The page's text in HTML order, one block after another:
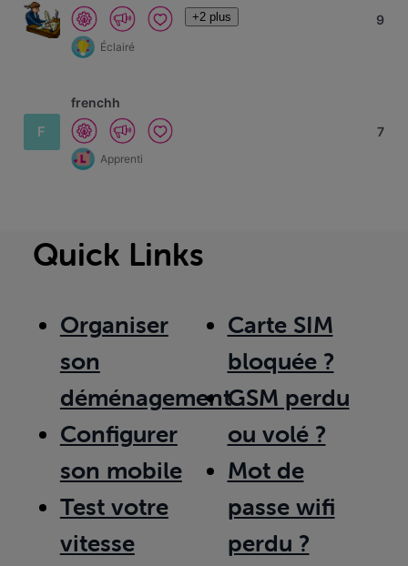
+2 plus
Éclairé
9
F
frenchh
Apprenti
7
Quick Links
Organiser
son
déménagement
Configurer
son mobile
Test votre
vitesse
Carte SIM
bloquée ?
GSM perdu
ou volé ?
Mot de
passe wifi
perdu ?